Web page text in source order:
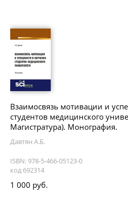
Взаимосвязь мотивации и
студентов медицинского
Магистратура). Монография.
Давтян А.Б.
ISBN: 978-5-466-05123-0
код 692314
1 000 руб.